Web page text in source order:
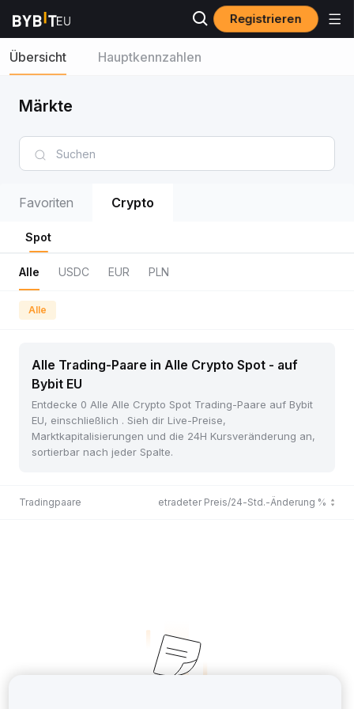
Registrieren
Übersicht Hauptkennzahlen
Märkte
Favoriten Crypto
Spot
Alle USDC EUR PLN
Alle
Alle Trading-Paare in Alle Crypto Spot - auf
Bybit EU
Entdecke 0 Alle Alle Crypto Spot Trading-Paare auf Bybit
EU, einschließlich . Sieh dir Live-Preise,
Marktkapitalisierungen und die 24H Kursveränderung an,
sortierbar nach jeder Spalte.
Tradingpaare Zuletzt getradeter Preis/24-Std.-Änderung %